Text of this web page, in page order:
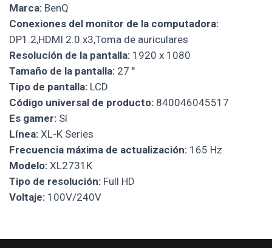
Marca: BenQ
Conexiones del monitor de la computadora:
DP1.2,HDMI 2.0 x3,Toma de auriculares
Resolución de la pantalla: 1920 x 1080
Tamaño de la pantalla: 27 "
Tipo de pantalla: LCD
Código universal de producto: 840046045517
Es gamer: Sí
Línea: XL-K Series
Frecuencia máxima de actualización: 165 Hz
Modelo: XL2731K
Tipo de resolución: Full HD
Voltaje: 100V/240V